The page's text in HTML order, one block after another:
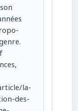
la-
des-